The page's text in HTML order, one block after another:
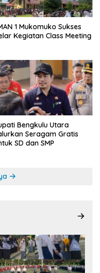
1 Mukomuko Sukses
Kegiatan Class Meeting
Bengkulu Utara
Seragam Gratis
SD dan SMP